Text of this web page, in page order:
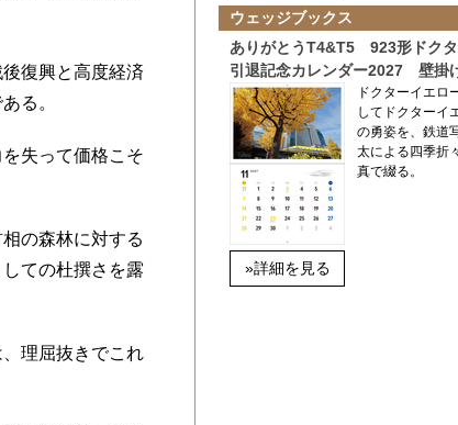
復興と高度経済
る。
失って価格こそ
の森林に対する
ての杜撰さを露
理屈抜きでこれ
ウェッジブックス
ありがとうT4&T5 923形ドク
引退記念カレンダー2027 壁掛
»詳細を見る
ドクターイエロ
してドクターイ
の勇姿を、鉄道
太による四季折
真で綴る。